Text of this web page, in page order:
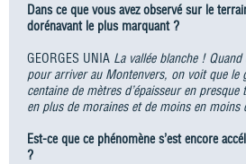
Dans ce que vous avez observé sur le
dorénavant le plus marquant ?
GEORGES UNIA La vallée blanche !
pour arriver au Montenvers, on voit que le
centaine de mètres d’épaisseur en
en plus de moraines et de moins en moins
Est-ce que ce phénomène s’est encore
?